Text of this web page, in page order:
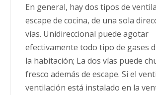
En general, hay dos tipos de
escape de cocina, de una sola
vías. Unidireccional puede agotar
efectivamente todo tipo de gases
la habitación; La dos vías puede
fresco además de escape. Si el
ventilación está instalado en la